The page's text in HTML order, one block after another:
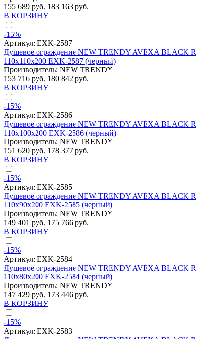
155 689 руб. 183 163 руб.
В КОРЗИНУ
-15%
Артикул: EXK-2587
Душевое ограждение NEW TRENDY AVEXA BLACK R
110x110x200 EXK-2587 (черный)
Производитель: NEW TRENDY
153 716 руб. 180 842 руб.
В КОРЗИНУ
-15%
Артикул: EXK-2586
Душевое ограждение NEW TRENDY AVEXA BLACK R
110x100x200 EXK-2586 (черный)
Производитель: NEW TRENDY
151 620 руб. 178 377 руб.
В КОРЗИНУ
-15%
Артикул: EXK-2585
Душевое ограждение NEW TRENDY AVEXA BLACK R
110x90x200 EXK-2585 (черный)
Производитель: NEW TRENDY
149 401 руб. 175 766 руб.
В КОРЗИНУ
-15%
Артикул: EXK-2584
Душевое ограждение NEW TRENDY AVEXA BLACK R
110x80x200 EXK-2584 (черный)
Производитель: NEW TRENDY
147 429 руб. 173 446 руб.
В КОРЗИНУ
-15%
Артикул: EXK-2583